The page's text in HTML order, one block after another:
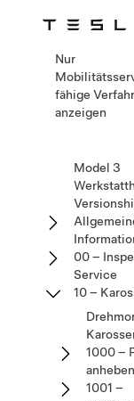
Nur
fähige
anzeigen
Model 3
00 –
Service
10 –
1000 –
anheben
1001 –